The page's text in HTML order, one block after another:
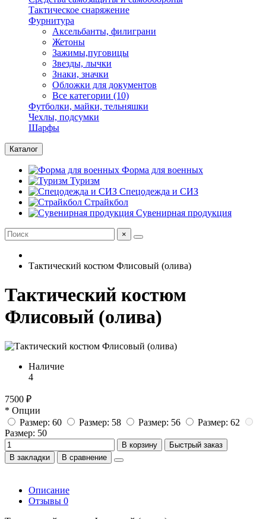
Тактическое снаряжение
Фурнитура
Аксельбанты, филиграни
Жетоны
Зажимы,пуговицы
Звезды, лычки
Знаки, значки
Обложки для документов
Все категории (10)
Футболки, майки, тельняшки
Чехлы, подсумки
Шарфы
Каталог
Форма для военных
Туризм
Спецодежда и СИЗ
Страйкбол
Сувенирная продукция
×
Тактический костюм Флисовый (олива)
Тактический костюм
Флисовый (олива)
Наличие
4
7500 ₽
* Опции
Размер: 60
Размер: 58 Размер: 56
Размер: 62
Размер: 50
В корзину
Быстрый заказ
В закладки
В сравнение
Описание
Отзывы 0